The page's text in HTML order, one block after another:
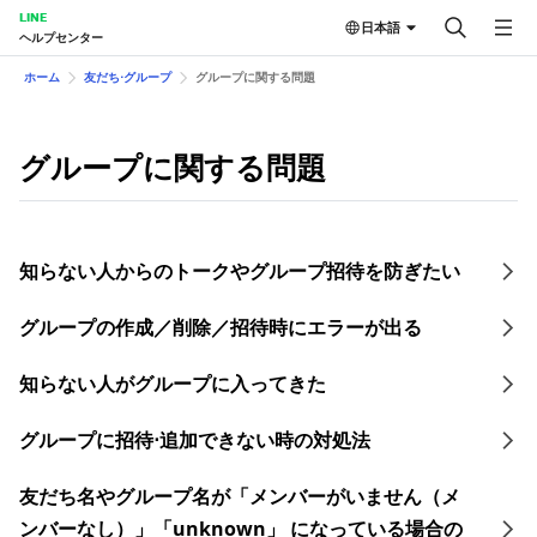
LINE
ヘルプセンター
日本語
ホーム 友だち⋅グループ グループに関する問題
グループに関する問題
知らない人からのトークやグループ招待を防ぎたい
グループの作成／削除／招待時にエラーが出る
知らない人がグループに入ってきた
グループに招待⋅追加できない時の対処法
友だち名やグループ名が「メンバーがいません（メ
ンバーなし）」「unknown」 になっている場合の